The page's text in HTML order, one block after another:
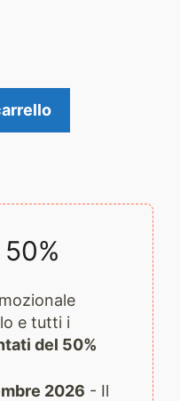
e tutti i
del 50%
2026 - Il